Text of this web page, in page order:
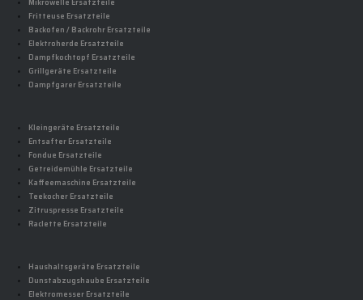
Mikrowelle Ersatzteile
Fritteuse Ersatzteile
Backofen / Backrohr Ersatzteile
Elektroherde Ersatzteile
Dampfkochtopf Ersatzteile
Grillgeräte Ersatzteile
Dampfgarer Ersatzteile
Kleingeräte Ersatzteile
Entsafter Ersatzteile
Fondue Ersatzteile
Getreidemühle Ersatzteile
Kaffeemaschine Ersatzteile
Teekocher Ersatzteile
Zitruspresse Ersatzteile
Raclette Ersatzteile
Haushaltsgeräte Ersatzteile
Dunstabzugshaube Ersatzteile
Elektromesser Ersatzteile